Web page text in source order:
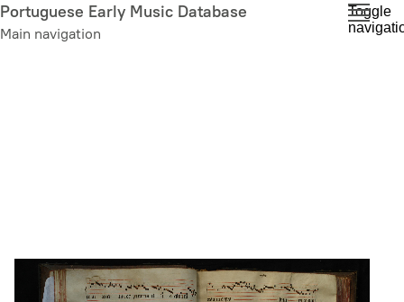
Skip
to
Portuguese Early Music Database
Main navigation
Toggle